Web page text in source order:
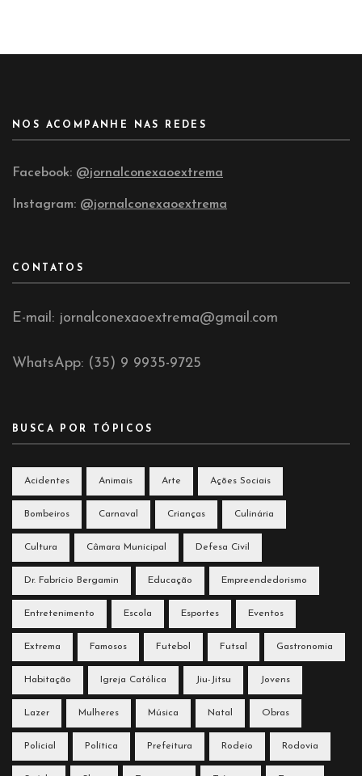
NOS ACOMPANHE NAS REDES
Facebook: @jornalconexaoextrema
Instagram: @jornalconexaoextrema
CONTATOS
E-mail: jornalconexaoextrema@gmail.com
WhatsApp: (35) 9 9935-9725
BUSCA POR TÓPICOS
Acidentes Animais Arte Ações Sociais
Bombeiros Carnaval Crianças Culinária
Cultura Câmara Municipal Defesa Civil
Dr. Fabrício Bergamin Educação Empreendedorismo
Entretenimento Escola Esportes Eventos
Extrema Famosos Futebol Futsal Gastronomia
Habitação Igreja Católica Jiu-Jitsu Jovens
Lazer Mulheres Música Natal Obras
Policial Política Prefeitura Rodeio Rodovia